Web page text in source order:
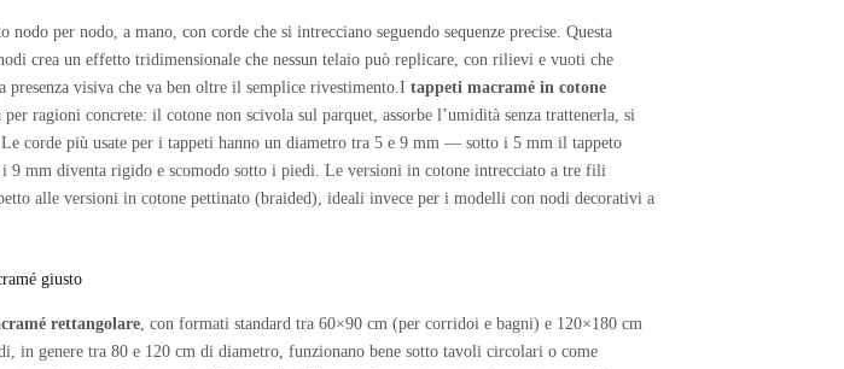
nodo per nodo, a mano, con corde che si intrecciano seguendo sequenze precise. Questa
crea un effetto tridimensionale che nessun telaio può replicare, con rilievi e vuoti che
presenza visiva che va ben oltre il semplice rivestimento.Itappeti macramé in cotone
ragioni concrete: il cotone non scivola sul parquet, assorbe l’umidità senza trattenerla, si
corde più usate per i tappeti hanno un diametro tra 5 e 9 mm — sotto i 5 mm il tappeto
9 mm diventa rigido e scomodo sotto i piedi. Le versioni in cotone intrecciato a tre fili
alle versioni in cotone pettinato (braided), ideali invece per i modelli con nodi decorativi a
giusto
rettangolare, con formati standard tra 60×90 cm (per corridoi e bagni) e 120×180 cm
in genere tra 80 e 120 cm di diametro, funzionano bene sotto tavoli circolari o come